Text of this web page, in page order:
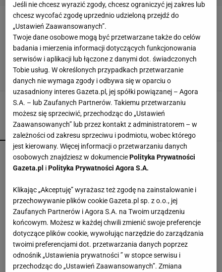
MIESZKANIE W STYLU BAUHAUS
Styl bauhaus - estetyka, która nie przemija. W
czym tkwi jego fenomen?
ARANŻACJA MIESZKANIA ARANŻACJE WNĘTRZ
MIESZKANIE W STYLU BAUHAUS STYL BAUHAUS
POPULARNE NAJNOWSZE
Fotopułapka przyłapie każdego, kto odwiedza
ogród w nocy. I sarnę, i złodzieja
Vintage gramofony wracają do łask. Polacy na
nowo pokochali vinyle
Edukacja domowa nie dla każdego. Jak
rozpoznać, że dziecko potrzebuje innego modelu
nauki?
MATERIAŁ PROMOCYJNY
Jeśli nie chcesz wyrazić zgody, chcesz ograniczyć jej zakres lub
chcesz wycofać zgodę uprzednio udzieloną przejdź do
„Ustawień Zaawansowanych”.
Twoje dane osobowe mogą być przetwarzane także do celów
badania i mierzenia informacji dotyczących funkcjonowania
serwisów i aplikacji lub łączone z danymi dot. świadczonych
Tobie usług. W określonych przypadkach przetwarzanie
danych nie wymaga zgody i odbywa się w oparciu o
uzasadniony interes Gazeta.pl, jej spółki powiązanej – Agora
S.A. – lub Zaufanych Partnerów. Takiemu przetwarzaniu
możesz się sprzeciwić, przechodząc do „Ustawień
Zaawansowanych” lub przez kontakt z administratorem – w
zależności od zakresu sprzeciwu i podmiotu, wobec którego
jest kierowany. Więcej informacji o przetwarzaniu danych
osobowych znajdziesz w dokumencie Polityka Prywatności
Gazeta.pl i Polityka Prywatności Agora S.A.
Klikając „Akceptuję” wyrażasz też zgodę na zainstalowanie i
przechowywanie plików cookie Gazeta.pl sp. z o.o., jej
Zaufanych Partnerów i Agora S.A. na Twoim urządzeniu
końcowym. Możesz w każdej chwili zmienić swoje preferencje
dotyczące plików cookie, wywołując narzędzie do zarządzania
twoimi preferencjami dot. przetwarzania danych poprzez
odnośnik „Ustawienia prywatności ” w stopce serwisu i
przechodząc do „Ustawień Zaawansowanych”. Zmiana